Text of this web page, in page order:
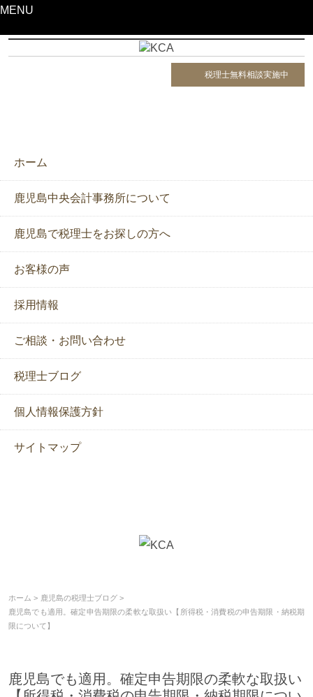
税理士無料相談実施中
MENU
ホーム
鹿児島中央会計事務所について
鹿児島で税理士をお探しの方へ
お客様の声
採用情報
ご相談・お問い合わせ
税理士ブログ
個人情報保護方針
サイトマップ
ホーム
鹿児島の税理士ブログ
鹿児島でも適用。確定申告期限の柔軟な取扱い【所得税・消費税の申告期限・納税期
限について】
鹿児島でも適用。確定申告期限の柔軟な取扱い